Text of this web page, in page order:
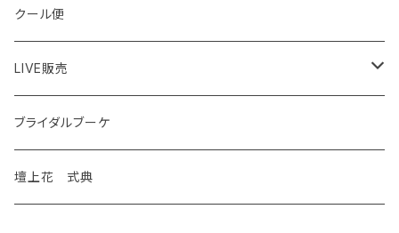
クール便
LIVE販売
花苗
観葉植物
ブライダルブーケ
壇上花 式典